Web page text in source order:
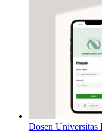
Dosen Universitas